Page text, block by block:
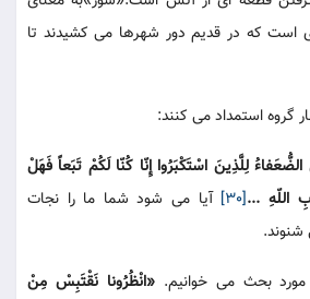
است که در قدیم دور شهرها می کشیدند تا
گروه استمداد می کنند:
لِلَّذِینَ اسْتَکْبَرُوا إِنّا کُنّا لَکُمْ تَبَعاً فَهَلْ
اللّهِ ...[30] آیا می شود شما ما را نجات
مورد بحث می خوانیم.«انْظُرُونا نَقْتَبِسْ مِنْ